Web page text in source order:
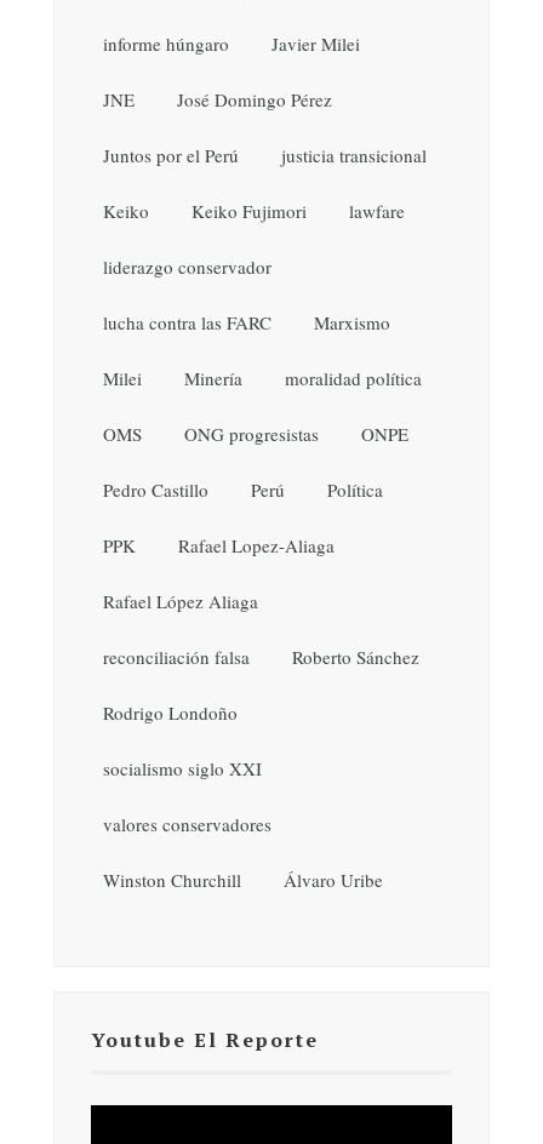
informe húngaro Javier Milei
JNE José Domingo Pérez
Juntos por el Perú justicia transicional
Keiko Keiko Fujimori lawfare
liderazgo conservador
lucha contra las FARC Marxismo
Milei Minería moralidad política
OMS ONG progresistas ONPE
Pedro Castillo Perú Política
PPK Rafael Lopez-Aliaga
Rafael López Aliaga
reconciliación falsa Roberto Sánchez
Rodrigo Londoño
socialismo siglo XXI
valores conservadores
Winston Churchill Álvaro Uribe
Youtube El Reporte